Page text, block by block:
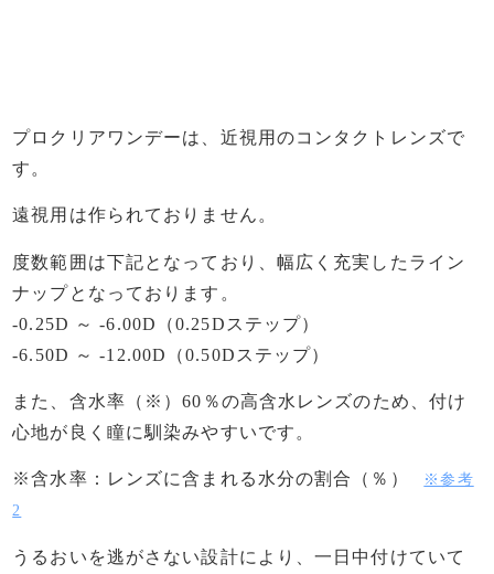
プロクリアワンデーは、近視用のコンタクトレンズで
す。
遠視用は作られておりません。
度数範囲は下記となっており、幅広く充実したライン
ナップとなっております。
-0.25D ～ -6.00D（0.25Dステップ）
-6.50D ～ -12.00D（0.50Dステップ）
また、含水率（※）60％の高含水レンズのため、付け
心地が良く瞳に馴染みやすいです。
※含水率：レンズに含まれる水分の割合（％）
※参考
2
うるおいを逃がさない設計により、一日中付けていて